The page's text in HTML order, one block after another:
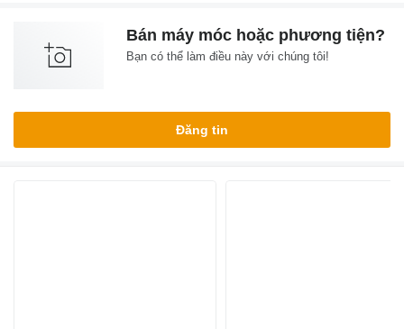
Bán máy móc hoặc phương tiện?
Bạn có thể làm điều này với chúng tôi!
Đăng tin